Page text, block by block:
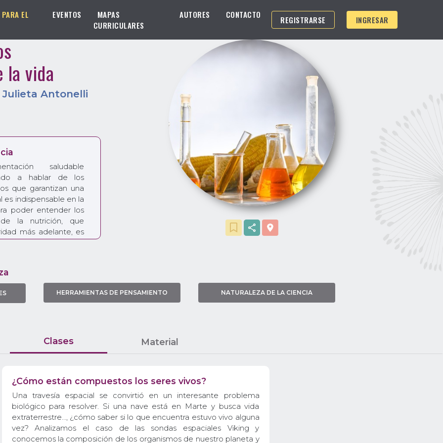
REGISTRARSE INGRESAR
EL
EVENTOS
MAPAS
CURRICULARES
AUTORES CONTACTO
la vida
Julieta Antonelli
saludable
a hablar de los
que garantizan una
es indispensable en la
poder entender los
la nutrición, que
más adelante, es
conozcan los
poder detectar los
deberán
identificando los
muestra. Los y las
secuencia en la que
están presentes en
HERRAMIENTAS DE PENSAMIENTO NATURALEZA DE LA CIENCIA
Clases Material
¿Cómo están compuestos los seres vivos?
Una travesía espacial se convirtió en un interesante problema
biológico para resolver. Si una nave está en Marte y busca vida
extraterrestre…, ¿cómo saber si lo que encuentra estuvo vivo alguna
vez? Analizamos el caso de las sondas espaciales Viking y
conocemos la composición de los organismos de nuestro planeta y